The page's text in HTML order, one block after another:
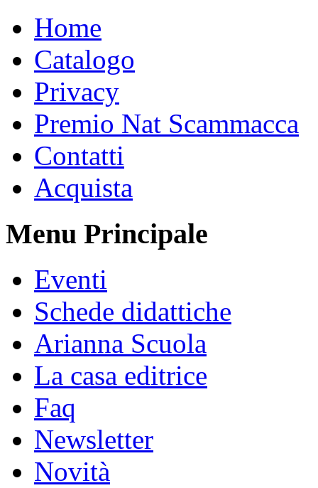
Home
Catalogo
Privacy
Premio Nat Scammacca
Contatti
Acquista
Menu Principale
Eventi
Schede didattiche
Arianna Scuola
La casa editrice
Faq
Newsletter
Novità